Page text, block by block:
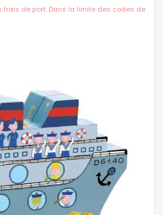
frais de port. Dans la limite des codes de